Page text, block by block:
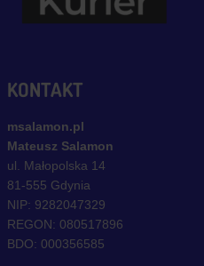
KONTAKT
msalamon.pl
Mateusz Salamon
ul. Małopolska 14
81-555 Gdynia
NIP: 9282047329
REGON: 080517896
BDO: 000356585